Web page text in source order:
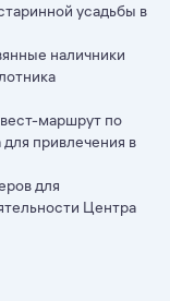
усадьбы в
наличники
маршрут по
привлечения в
для
Центра